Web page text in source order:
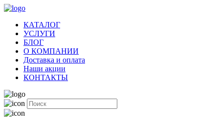
КАТАЛОГ
УСЛУГИ
БЛОГ
О КОМПАНИИ
Доставка и оплата
Наши акции
КОНТАКТЫ